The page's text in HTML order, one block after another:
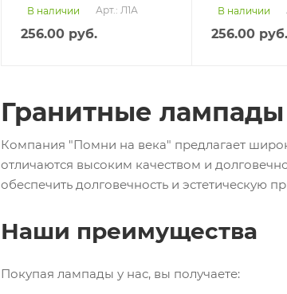
В наличии Арт.: Л1А
256.00 руб.
В наличии
256.00 руб.
Гранитные
Компания "Помни на века" предлагает
отличаются высоким качеством и
обеспечить долговечность и эстетическую
Наши преимущества
Покупая лампады у нас, вы получаете: